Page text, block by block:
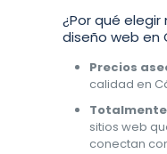
¿Por qué
diseño web en
Precios
calidad en
sitios web
conectan